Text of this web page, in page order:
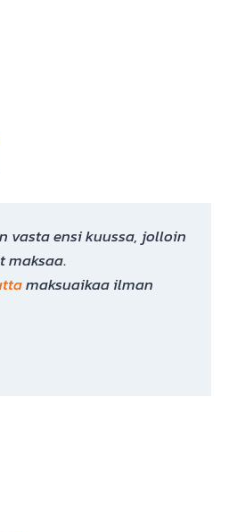
vasta ensi kuussa, jolloin
maksaa.
maksuaikaa ilman